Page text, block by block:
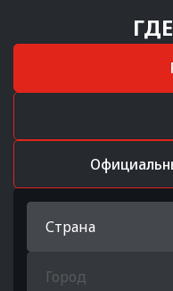
Страна
Город